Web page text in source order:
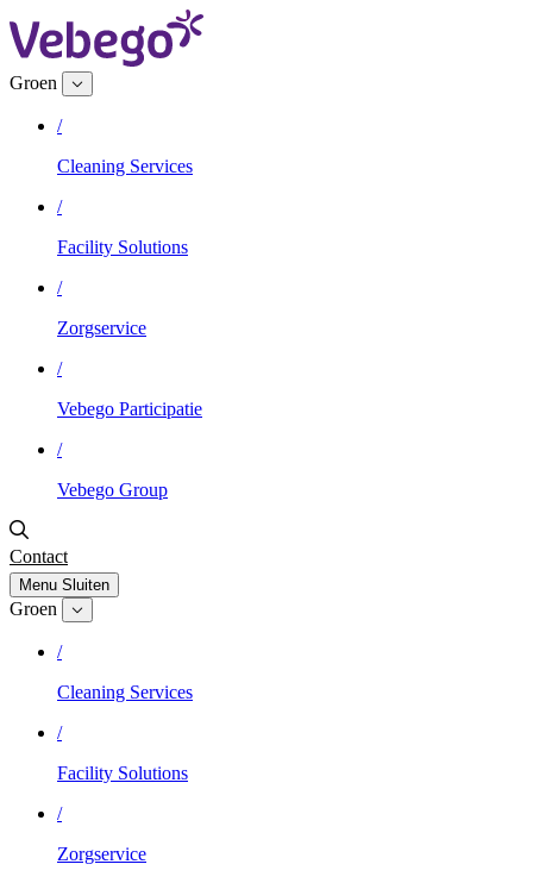
Groen
/
Cleaning Services
/
Facility Solutions
/
Zorgservice
/
Vebego Participatie
/
Vebego Group
Contact
Menu Sluiten
Groen
/
Cleaning Services
/
Facility Solutions
/
Zorgservice